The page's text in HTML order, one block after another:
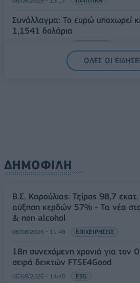
Συνάλλαγμα: Το ευρώ υποχωρεί
1,1541 δολάρια
ΟΛΕΣ ΟΙ
ΔΗΜΟΦΙΛΗ
Β.Σ. Καρούλιας: Τζίρος 98,7
αύξηση κερδών 57% - Τα νέα
& non alcohol
06/08/2026 - 11:48 ΕΠΙΧΕΙΡΗΣΕΙΣ
18η συνεχόμενη χρονιά για τον
σειρά δεικτών FTSE4Good
06/08/2026 - 14:40 ESG